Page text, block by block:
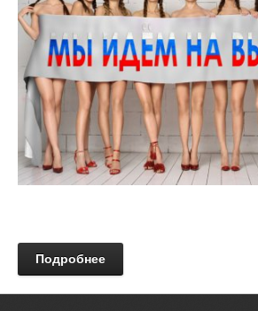
Подробнее